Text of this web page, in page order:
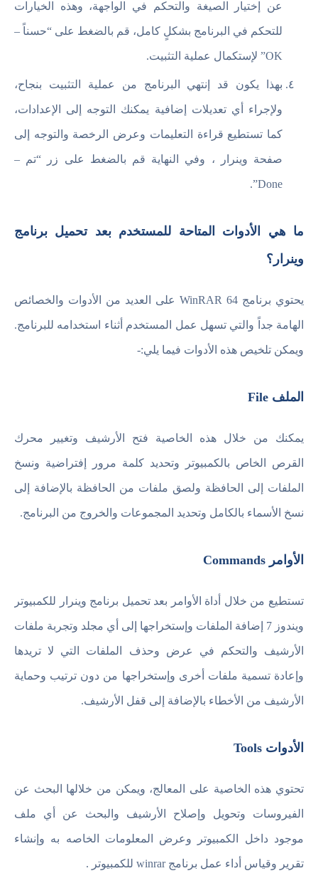
عن إختيار الصيغة والتحكم في الواجهة، وهذه الخيارات
للتحكم في البرنامج بشكلٍ كامل، قم بالضغط على “حسناً –
OK” لإستكمال عملية التثبيت.
بهذا يكون قد إنتهي البرنامج من عملية التثبيت بنجاح،
ولإجراء أي تعديلات إضافية يمكنك التوجه إلى الإعدادات،
كما تستطيع قراءة التعليمات وعرض الرخصة والتوجه إلى
صفحة وينرار ، وفي النهاية قم بالضغط على زر “تم –
Done”.
ما هي الأدوات المتاحة للمستخدم بعد تحميل برنامج
وينرار؟
يحتوي برنامج WinRAR 64 على العديد من الأدوات والخصائص
الهامة جداً والتي تسهل عمل المستخدم أثناء استخدامه للبرنامج.
ويمكن تلخيص هذه الأدوات فيما يلي:-
الملف File
يمكنك من خلال هذه الخاصية فتح الأرشيف وتغيير محرك
القرص الخاص بالكمبيوتر وتحديد كلمة مرور إفتراضية ونسخ
الملفات إلى الحافظة ولصق ملفات من الحافظة بالإضافة إلى
نسخ الأسماء بالكامل وتحديد المجموعات والخروج من البرنامج.
الأوامر Commands
تستطيع من خلال أداة الأوامر بعد تحميل برنامج وينرار للكمبيوتر
ويندوز 7 إضافة الملفات وإستخراجها إلى أي مجلد وتجربة ملفات
الأرشيف والتحكم في عرض وحذف الملفات التي لا تريدها
وإعادة تسمية ملفات أخرى وإستخراجها من دون ترتيب وحماية
الأرشيف من الأخطاء بالإضافة إلى قفل الأرشيف.
الأدوات Tools
تحتوي هذه الخاصية على المعالج، ويمكن من خلالها البحث عن
الفيروسات وتحويل وإصلاح الأرشيف والبحث عن أي ملف
موجود داخل الكمبيوتر وعرض المعلومات الخاصه به وإنشاء
تقرير وقياس أداء عمل برنامج winrar للكمبيوتر .